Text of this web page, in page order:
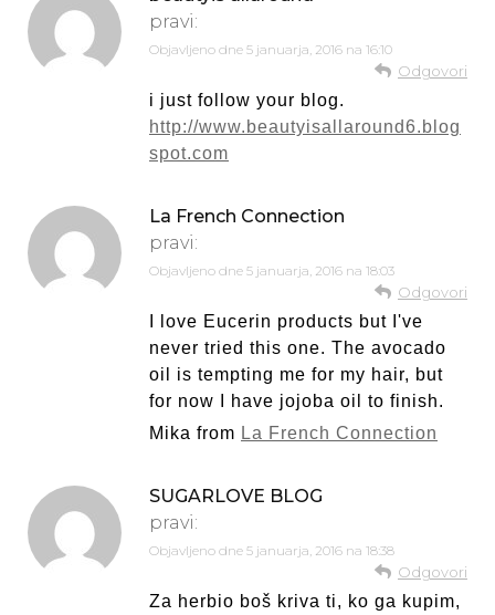
pravi:
Objavljeno dne 5 januarja, 2016 na 16:10
Odgovori
i just follow your blog.
http://www.beautyisallaround6.blog
spot.com
La French Connection
pravi:
Objavljeno dne 5 januarja, 2016 na 18:03
Odgovori
I love Eucerin products but I've
never tried this one. The avocado
oil is tempting me for my hair, but
for now I have jojoba oil to finish.
Mika from La French Connection
SUGARLOVE BLOG
pravi:
Objavljeno dne 5 januarja, 2016 na 18:38
Odgovori
Za herbio boš kriva ti, ko ga kupim,